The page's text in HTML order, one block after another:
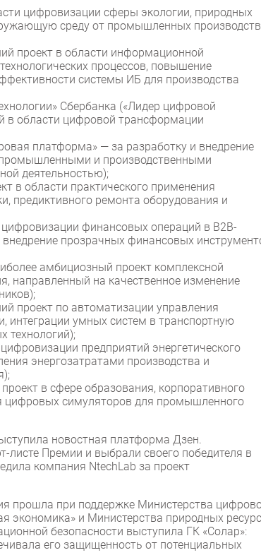
цифровизации сферы экологии, природных
среду от промышленных производств
проект в области информационной
процессов, повышение
системы ИБ для производства
Сбербанка («Лидер цифровой
в области цифровой трансформации
платформа» — за разработку и внедрение
и производственными
деятельностью);
в области практического применения
предиктивного ремонта оборудования и
финансовых операций в B2B-
прозрачных финансовых
амбициозный проект комплексной
направленный на качественное изменение
проект по автоматизации управления
интеграции умных систем в транспортную
технологий);
предприятий энергетического
энергозатратами производства и
в сфере образования, корпоративного
цифровых симуляторов для промышленного
новостная платформа Дзен.
листе Премии и выбрали своего победителя в
компания NtechLab за проект
прошла при поддержке Министерства
экономика» и Министерства природных
безопасности выступила ГК «Солар»:
его защищенность от потенциальных